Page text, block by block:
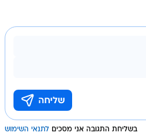
בשליחת התגובה אני מסכים לתנאי השימוש